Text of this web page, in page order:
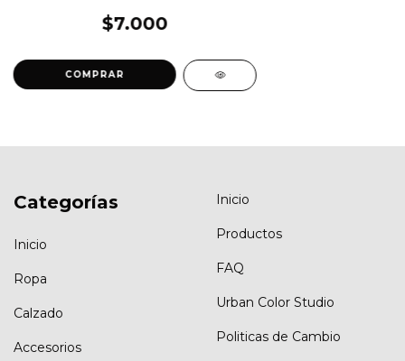
$7.000
COMPRAR
Categorías
Inicio
Ropa
Calzado
Accesorios
Inicio
Productos
FAQ
Urban Color Studio
Politicas de Cambio